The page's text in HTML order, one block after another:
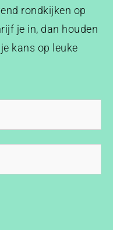
rondkijken op
je in, dan houden
kans op leuke